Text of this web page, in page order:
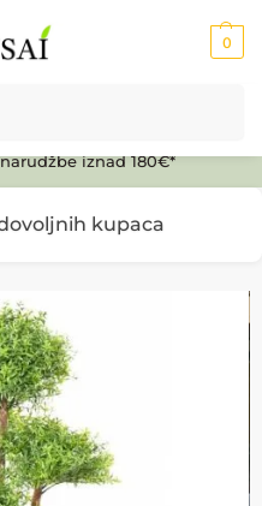
0
iznad 180€*
kupaca